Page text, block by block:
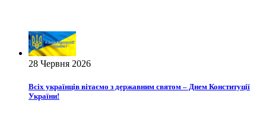
28 Червня 2026
Всіх українців вітаємо з державним святом – Днем Конституції
України!